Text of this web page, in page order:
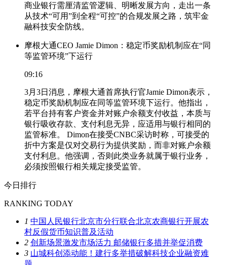
商业银行需厘清监管逻辑、明晰发展方向，走出一条
从技术“可用”到全程“可控”的合规发展之路，筑牢金
融科技安全防线。
摩根大通CEO Jamie Dimon：稳定币奖励机制应在“同
等监管环境”下运行
09:16
3月3日消息，摩根大通首席执行官Jamie Dimon表示，
稳定币奖励机制应在同等监管环境下运行。他指出，
若平台持有客户资金并对账户余额支付收益，本质与
银行吸收存款、支付利息无异，应适用与银行相同的
监管标准。 Dimon在接受CNBC采访时称，可接受的
折中方案是仅对交易行为提供奖励，而非对账户余额
支付利息。他强调，否则此类业务就属于银行业务，
必须按照银行相关规定接受监管。
今日排行
RANKING TODAY
1 中国人民银行北京市分行联合北京农商银行开展农
村反假货币知识普及活动
2 创新场景激发市场活力 邮储银行多措并举促消费
3 山城科创添动能！建行多举措破解科技企业融资难